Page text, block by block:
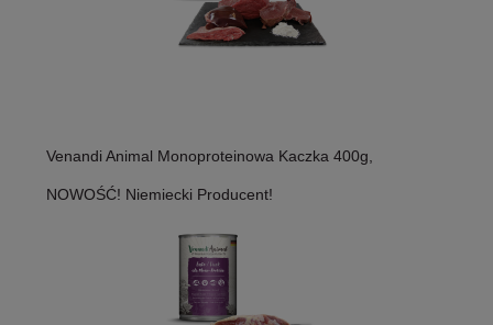
Venandi Animal Monoproteinowa Kaczka 400g,
NOWOŚĆ! Niemiecki Producent!